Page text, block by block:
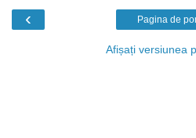
‹ Pagina de
Afișați versiunea